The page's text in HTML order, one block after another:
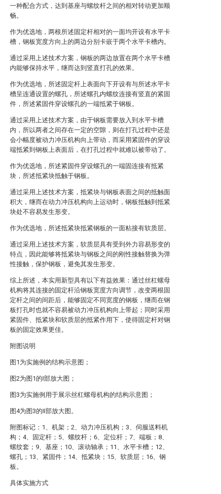
一种配合方式，达到基座与螺纹杆之间的相对转动更加顺
畅。
作为优选地，两根所述固定杆相对的一面均开设有水平卡
槽，钢板宽度方向上的两边分别卡嵌于两个水平卡槽内。
通过采用上述技术方案，钢板的两边放置在两个水平卡槽
内能够保持水平，继而达到竖直打孔的效果。
作为优选地，所述固定杆上表面向下开设有与所述水平卡
槽呈连通设置的螺孔，所述螺孔内螺纹连接有竖直的紧固
件，所述紧固件穿设螺孔的一端抵紧于钢板。
通过采用上述技术方案，由于钢板需要放入到水平卡槽
内，所以两者之间存在一定的空隙，则在打孔过程中还是
会小幅度被动力冲压机构向上带动，而采用紧固件的穿设
端抵紧到钢板上表面后，在打孔过程中就难以被带动了。
作为优选地，所述紧固件穿设螺孔的一端固连接有抵紧
块，所述抵紧块抵触于钢板。
通过采用上述技术方案，抵紧块与钢板表面之间的抵触面
积大，继而在动力冲压机构向上运动时，钢板抵触到抵紧
块处不容易发生形变。
作为优选地，所述抵紧块抵紧钢板的一面粘接有软质层。
通过采用上述技术方案，软质层具有受到外力容易形变的
特点，因此能够将抵紧块与钢板之间的刚性接触替换为弹
性接触，保护钢板，避免其发生形变。
综上所述，本实用新型具有以下有益效果：通过丝杠螺母
机构将其连接的固定杆沿钢板宽度方向调节，改变两根固
定杆之间的间距后，能够固定不同宽度的钢板，继而在钢
板打孔时也就不容易被动力冲压机构向上带起；同时采用
紧固件、抵紧块和软质层的抵紧作用下，使得固定杆对钢
板的固定效果更佳。
附图说明
图1为实施例的结构示意图；
图2为图1的I部放大图；
图3为实施例用于展示丝杠螺母机构的结构示意图；
图4为图3的II部放大图。
附图标记：1、机架；2、动力冲压机构；3、伺服送料机
构；4、固定杆；5、螺纹杆；6、定位杆；7、端板；8、
螺纹套；9、基座；10、滚动轴承；11、水平卡槽；12、
螺孔；13、紧固件；14、抵紧块；15、软质层；16、钢
板。
具体实施方式